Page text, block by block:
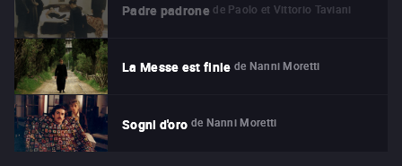
Padre padrone de Paolo et Vittorio Taviani
La Messe est finie de Nanni Moretti
Sogni d'oro de Nanni Moretti